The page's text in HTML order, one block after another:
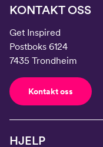
KONTAKT OSS
Get Inspired
Postboks 6124
7435 Trondheim
Kontakt oss
HJELP